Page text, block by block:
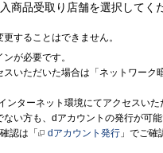
商品受取り店舗を選択してく
することはできません。
が必要です。
スいただいた場合は「ネットワー
ンターネット環境にてアクセスい
い方も、dアカウントの発行が可能
認は「
dアカウント発行 」でご確